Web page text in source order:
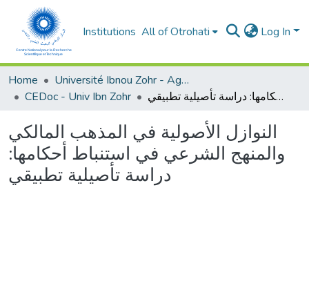
Institutions All of Otrohati Log In
Home
Université Ibnou Zohr - Agadir
CEDoc - Univ Ibn Zohr
النوازل الأصولية في المذهب المالكي والمنهج الشرعي في استنباط أحكامها: دراسة تأصيلية تطبيقي
النوازل الأصولية في المذهب المالكي
والمنهج الشرعي في استنباط أحكامها:
دراسة تأصيلية تطبيقي